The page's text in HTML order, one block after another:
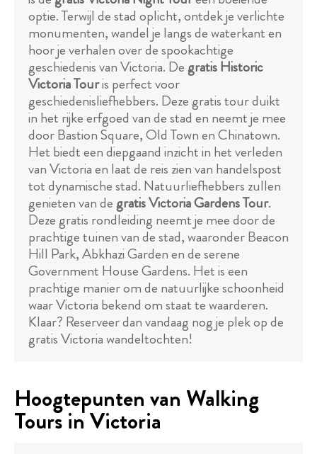
optie. Terwijl de stad oplicht, ontdek je verlichte
monumenten, wandel je langs de waterkant en
hoor je verhalen over de spookachtige
geschiedenis van Victoria. Degratis Historic
Victoria Touris perfect voor
geschiedenisliefhebbers. Deze gratis tour duikt
in het rijke erfgoed van de stad en neemt je mee
door Bastion Square, Old Town en Chinatown.
Het biedt een diepgaand inzicht in het verleden
van Victoria en laat de reis zien van handelspost
tot dynamische stad. Natuurliefhebbers zullen
genieten van degratis Victoria Gardens Tour.
Deze gratis rondleiding neemt je mee door de
prachtige tuinen van de stad, waaronder Beacon
Hill Park, Abkhazi Garden en de serene
Government House Gardens. Het is een
prachtige manier om de natuurlijke schoonheid
waar Victoria bekend om staat te waarderen.
Klaar? Reserveer dan vandaag nog je plek op de
gratis Victoria wandeltochten!
Hoogtepunten van Walking
Tours in Victoria